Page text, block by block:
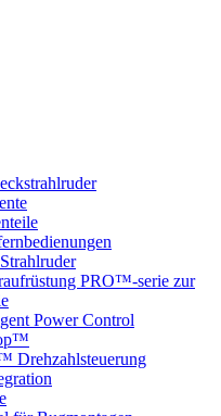
PRO™-serie zur
Power Control
Drehzahlsteuerung